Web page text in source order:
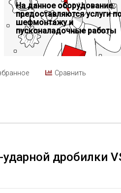
На данное оборудование
предоставляются услуги
шефмонтажу и
пусконаладочные работы
Сравнить
дробилки